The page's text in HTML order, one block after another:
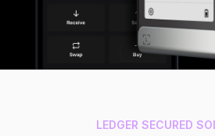
Все продукты
LEDGER SECURED